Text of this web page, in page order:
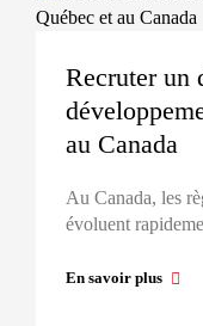
Recruter un
au Canada
Au Canada, les
évoluent
En savoir plus